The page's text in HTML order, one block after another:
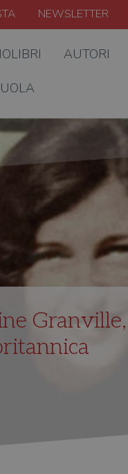
NEWSLETTER
AUTORI
Granville,